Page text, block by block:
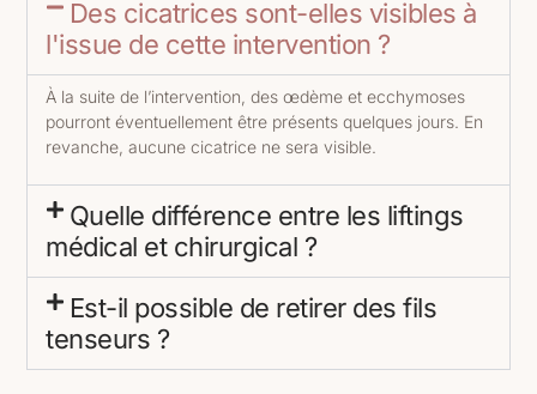
Des cicatrices sont-elles visibles à
l'issue de cette intervention ?
À la suite de l’intervention, des œdème et ecchymoses
pourront éventuellement être présents quelques jours. En
revanche, aucune cicatrice ne sera visible.
Quelle différence entre les liftings
médical et chirurgical ?
Est-il possible de retirer des fils
tenseurs ?